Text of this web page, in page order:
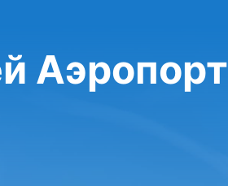
Аэропорт